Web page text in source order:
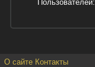
Пользователей:
О сайте Контакты